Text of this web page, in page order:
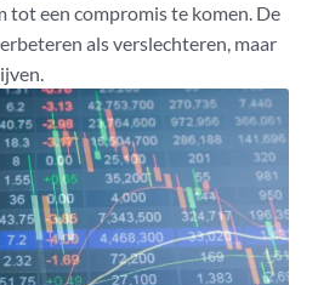
tot een compromis te komen. De
als verslechteren, maar